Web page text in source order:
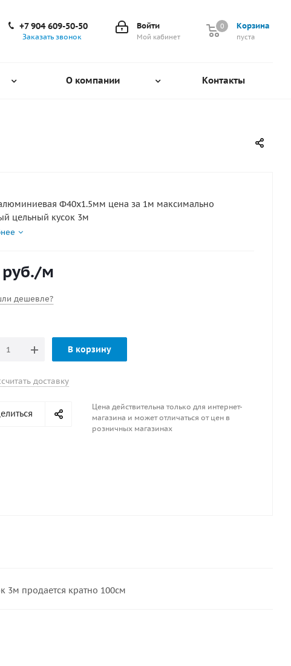
Корзина
0
пуста
0
Войти
Мой кабинет
+7 904 609-50-50
Заказать звонок
О компании Контакты
Ф40х1.5мм цена за 1м максимально
цельный кусок 3м
руб./м
дешевле?
В корзину
доставку
Цена действительна только для интернет-
магазина и может отличаться от цен в
розничных магазинах
продается кратно 100см